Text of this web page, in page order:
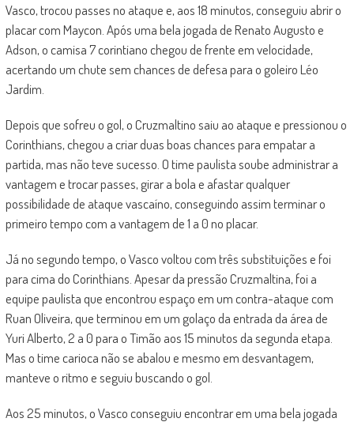
Vasco, trocou passes no ataque e, aos 18 minutos, conseguiu abrir o
placar com Maycon. Após uma bela jogada de Renato Augusto e
Adson, o camisa 7 corintiano chegou de frente em velocidade,
acertando um chute sem chances de defesa para o goleiro Léo
Jardim.
Depois que sofreu o gol, o Cruzmaltino saiu ao ataque e pressionou o
Corinthians, chegou a criar duas boas chances para empatar a
partida, mas não teve sucesso. O time paulista soube administrar a
vantagem e trocar passes, girar a bola e afastar qualquer
possibilidade de ataque vascaíno, conseguindo assim terminar o
primeiro tempo com a vantagem de 1 a 0 no placar.
Já no segundo tempo, o Vasco voltou com três substituições e foi
para cima do Corinthians. Apesar da pressão Cruzmaltina, foi a
equipe paulista que encontrou espaço em um contra-ataque com
Ruan Oliveira, que terminou em um golaço da entrada da área de
Yuri Alberto, 2 a 0 para o Timão aos 15 minutos da segunda etapa.
Mas o time carioca não se abalou e mesmo em desvantagem,
manteve o ritmo e seguiu buscando o gol.
Aos 25 minutos, o Vasco conseguiu encontrar em uma bela jogada